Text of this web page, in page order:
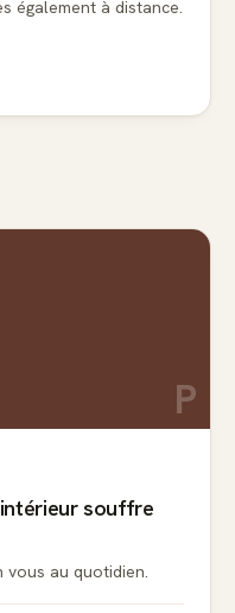
également à distance.
P
souffre
vous au quotidien.